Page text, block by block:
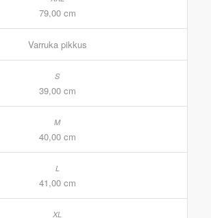
79,00 cm
Varruka pikkus
39,00 cm
40,00 cm
41,00 cm